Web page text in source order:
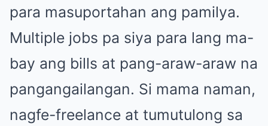
para masuportahan ang pamilya.
Multiple jobs pa siya para lang ma-
bay ang bills at pang-araw-araw na
pangangailangan. Si mama naman,
nagfe-freelance at tumutulong sa